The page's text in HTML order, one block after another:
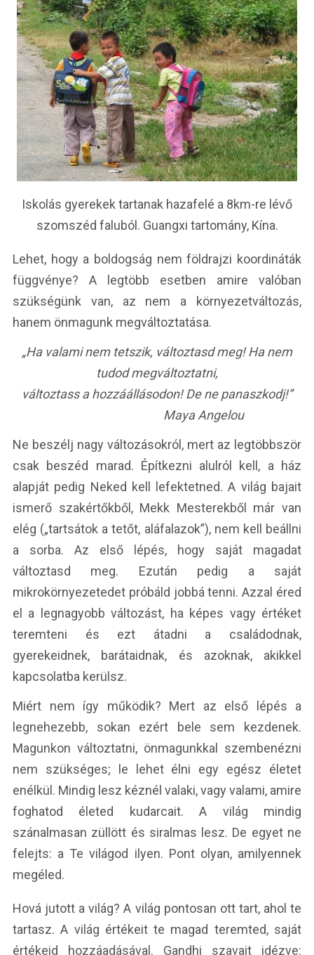
Iskolás gyerekek tartanak hazafelé a 8km-re lévő
szomszéd faluból. Guangxi tartomány, Kína.
Lehet, hogy a boldogság nem földrajzi koordináták
függvénye? A legtöbb esetben amire valóban
szükségünk van, az nem a környezetváltozás,
hanem önmagunk megváltoztatása.
„Ha valami nem tetszik, változtasd meg! Ha nem
tudod megváltoztatni,
változtass a hozzáállásodon! De ne panaszkodj!”
Maya Angelou
Ne beszélj nagy változásokról, mert az legtöbbször
csak beszéd marad. Építkezni alulról kell, a ház
alapját pedig Neked kell lefektetned. A világ bajait
ismerő szakértőkből, Mekk Mesterekből már van
elég („tartsátok a tetőt, aláfalazok”), nem kell beállni
a sorba. Az első lépés, hogy saját magadat
változtasd meg. Ezután pedig a saját
mikrokörnyezetedet próbáld jobbá tenni. Azzal éred
el a legnagyobb változást, ha képes vagy értéket
teremteni és ezt átadni a családodnak,
gyerekeidnek, barátaidnak, és azoknak, akikkel
kapcsolatba kerülsz.
Miért nem így működik? Mert az első lépés a
legnehezebb, sokan ezért bele sem kezdenek.
Magunkon változtatni, önmagunkkal szembenézni
nem szükséges; le lehet élni egy egész életet
enélkül. Mindig lesz kéznél valaki, vagy valami, amire
foghatod életed kudarcait. A világ mindig
szánalmasan züllött és siralmas lesz. De egyet ne
felejts: a Te világod ilyen. Pont olyan, amilyennek
megéled.
Hová jutott a világ? A világ pontosan ott tart, ahol te
tartasz. A világ értékeit te magad teremted, saját
értékeid hozzáadásával. Gandhi szavait idézve: